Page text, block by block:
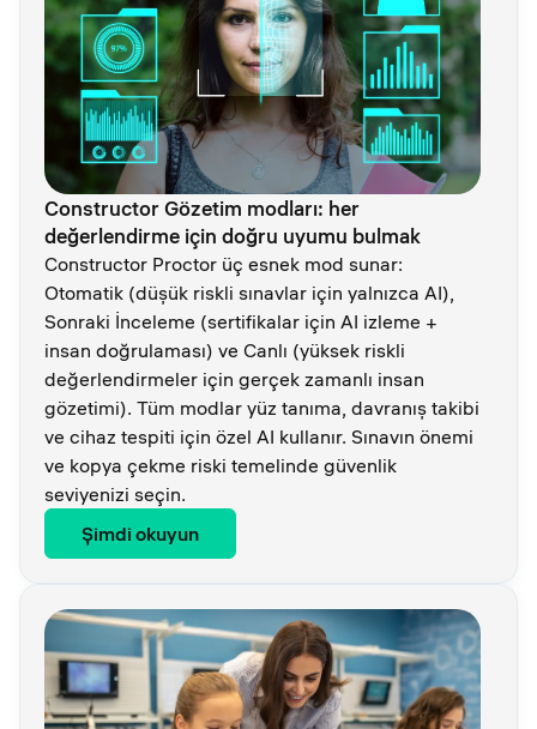
Constructor Gözetim modları: her
değerlendirme için doğru uyumu bulmak
Constructor Proctor üç esnek mod sunar:
Otomatik (düşük riskli sınavlar için yalnızca AI),
Sonraki İnceleme (sertifikalar için AI izleme +
insan doğrulaması) ve Canlı (yüksek riskli
değerlendirmeler için gerçek zamanlı insan
gözetimi). Tüm modlar yüz tanıma, davranış takibi
ve cihaz tespiti için özel AI kullanır. Sınavın önemi
ve kopya çekme riski temelinde güvenlik
seviyenizi seçin.
Şimdi okuyun